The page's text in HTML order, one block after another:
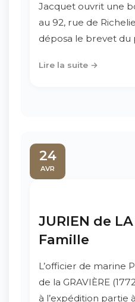
Jacquet ouvrit une
au 92, rue de
déposa le brevet du
Lire la suite →
24
AVR
JURIEN de LA
Famille
L’officier de marine
de la GRAVIÈRE
à l’expédition partie